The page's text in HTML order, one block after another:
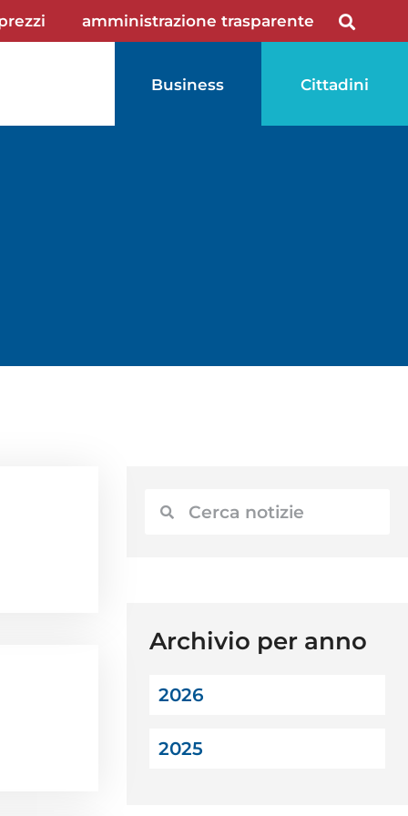
amministrazione trasparente
Business Cittadini
Archivio per anno
2026
2025